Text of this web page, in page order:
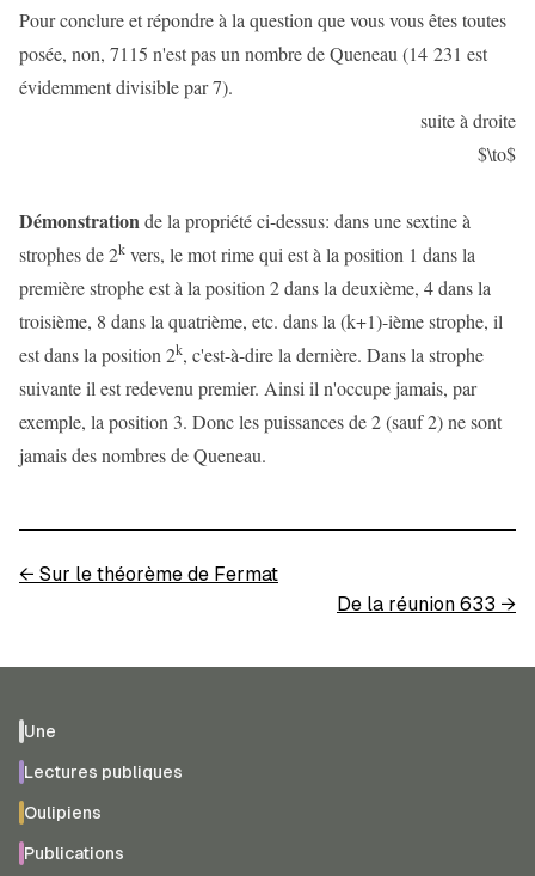
Pour conclure et répondre à la question que vous vous êtes toutes
posée, non, 7115 n'est pas un nombre de Queneau (14 231 est
évidemment divisible par 7).
suite à droite
$\to$
Démonstrationde la propriété ci-dessus: dans une sextine à
strophes de 2k vers, le mot rime qui est à la position 1 dans la
première strophe est à la position 2 dans la deuxième, 4 dans la
troisième, 8 dans la quatrième, etc. dans la (k+1)-ième strophe, il
est dans la position 2k, c'est-à-dire la dernière. Dans la strophe
suivante il est redevenu premier. Ainsi il n'occupe jamais, par
exemple, la position 3. Donc les puissances de 2 (sauf 2) ne sont
jamais des nombres de Queneau.
← Sur le théorème de Fermat
De la réunion 633 →
Une
Lectures publiques
Oulipiens
Publications